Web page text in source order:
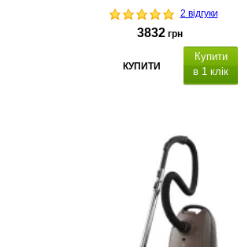
2 відгуки
3832 грн
КУПИТИ
Купити
в 1 клік